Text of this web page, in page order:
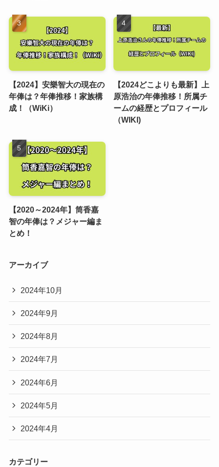
【2024】安樂智大の現在の
年俸は？年俸推移！家族構
成！（WiKi）
【2024どこよりも最新】上
原浩治の年俸推移！所属チ
ームの経歴とプロフィール
（WIKI)
【2020～2024年】筒香嘉
智の年俸は？メジャー編ま
とめ！
アーカイブ
2024年10月
2024年9月
2024年8月
2024年7月
2024年6月
2024年5月
2024年4月
カテゴリー